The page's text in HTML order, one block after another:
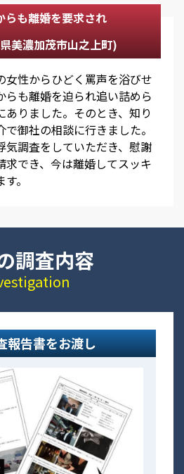
らも離婚を要求され
美濃加茂市山之上町)
女性からひどく罵声を浴びせ
らも離婚を迫られ追い詰めら
ありました。そのとき、知り
で御社の相談に行きました。
気調査をしていただき、慰謝
求でき、今は離婚してスッキ
。
調査内容
報告書をお渡し